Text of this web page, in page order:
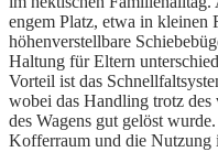
engem Platz, etwa in kleinen
höhenverstellbare
Haltung für Eltern
Vorteil ist das
wobei das Handling trotz
des Wagens gut gelöst
Kofferraum und die Nutzung